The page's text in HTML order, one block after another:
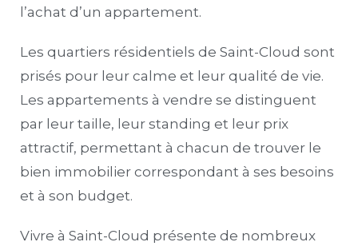
l’achat d’un appartement.
Les quartiers résidentiels de Saint-Cloud sont
prisés pour leur calme et leur qualité de vie.
Les appartements à vendre se distinguent
par leur taille, leur standing et leur prix
attractif, permettant à chacun de trouver le
bien immobilier correspondant à ses besoins
et à son budget.
Vivre à Saint-Cloud présente de nombreux